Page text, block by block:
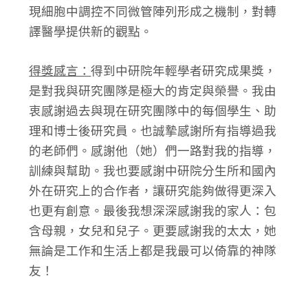
現細胞中調控不同微管陣列形成之機制，對轉
譯醫學提供新的觀點。
得獎感言：得到中研院年輕學者研究成果獎，
是對我與研究團隊是極大的肯定與榮譽。我由
衷感謝過去與現在研究團隊中的每個學生、助
理和博士後研究員。也誠摯感謝所有指導過我
的老師們。感謝他（她）們一路對我的指導，
訓練與幫助。我也要感謝中研院分生所和國內
外在研究上的合作者，讓研究能夠做得更深入
也更有創意。最後我想深深感謝我的家人：包
含母親，女兒和兒子。更要感謝我的太太，她
無論是工作和生活上都是我最可以倚靠的神隊
友！